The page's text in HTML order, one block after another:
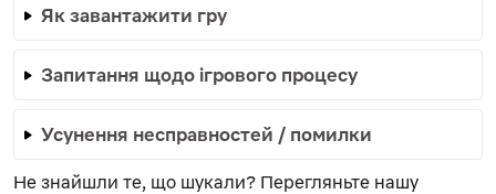
Як завантажити гру
Запитання щодо ігрового процесу
Усунення несправностей / помилки
Не знайшли те, що шукали? Перегляньте нашу